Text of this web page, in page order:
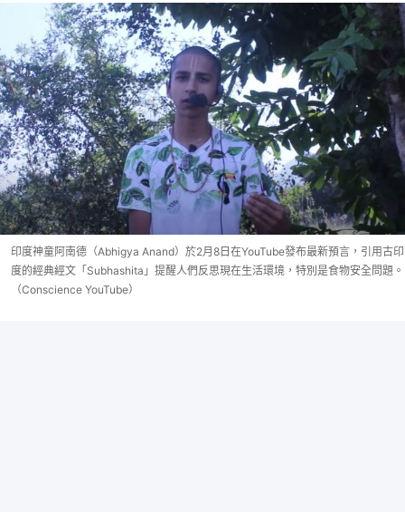
印度神童阿南德（Abhigya Anand）於2月8日在YouTube發布最新預言，引用古印
度的經典經文「Subhashita」提醒人們反思現在生活環境，特別是食物安全問題。
（Conscience YouTube）